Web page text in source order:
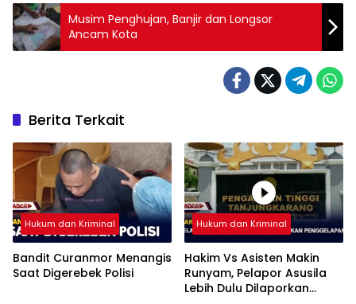
Musim Penghujan, Banjir dan Longsor
Ancam Kota
Berita Terkait
Hukum dan Kriminal
Bandit Curanmor Menangis
Saat Digerebek Polisi
Hukum dan Kriminal
Hakim Vs Asisten Makin
Runyam, Pelapor Asusila
Lebih Dulu Dilaporkan